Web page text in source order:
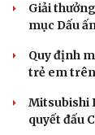
Giải
mục Dấu
Quy định
trẻ em
Mitsubishi
quyết đấu